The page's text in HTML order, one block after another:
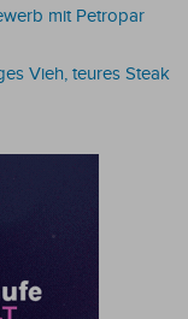
mit Petropar
Vieh, teures Steak